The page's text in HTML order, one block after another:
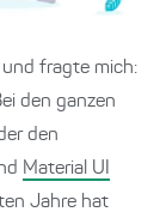
und fragte mich:
den ganzen
den
Material UI
Jahre hat